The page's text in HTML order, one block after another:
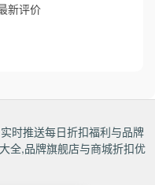
新评价
时推送每日折扣福利与品牌
全,品牌旗舰店与商城折扣优